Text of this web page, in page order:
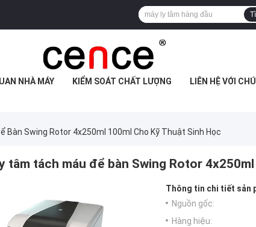
NHÀ MÁY KIỂM SOÁT CHẤT LƯỢNG LIÊN HỆ VỚI
Bàn Swing Rotor 4x250ml 100ml Cho Kỹ Thuật Sinh Học
tâm tách máu để bàn Swing Rotor
Thông tin chi tiết sản
Nguồn gốc:
Hàng hiệu: